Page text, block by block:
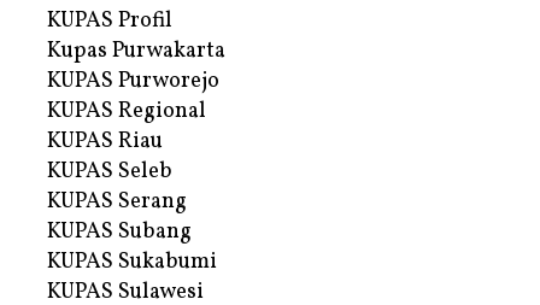
KUPAS Profil
Kupas Purwakarta
KUPAS Purworejo
KUPAS Regional
KUPAS Riau
KUPAS Seleb
KUPAS Serang
KUPAS Subang
KUPAS Sukabumi
KUPAS Sulawesi